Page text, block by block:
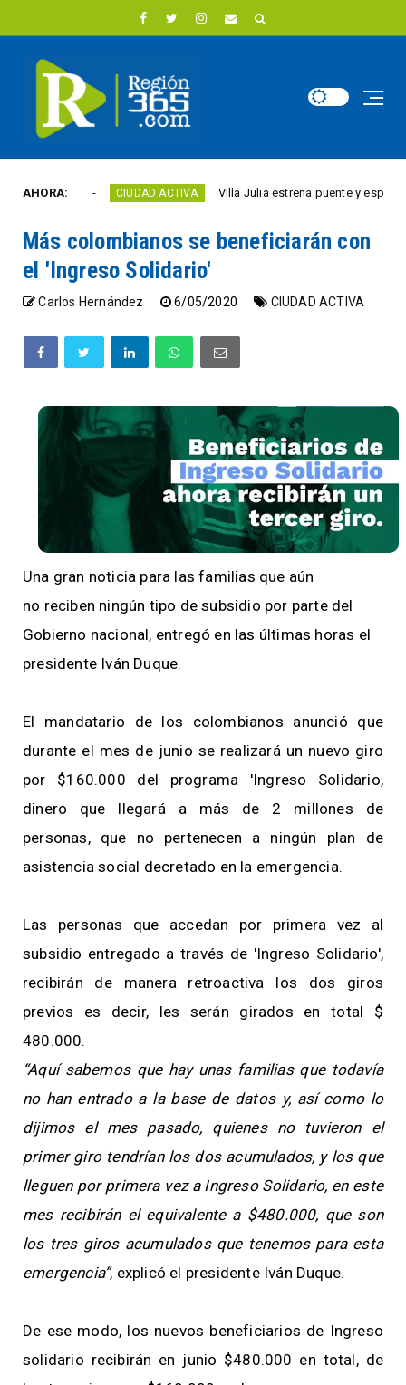
AHORA:
año CIUDAD ACTIVA Villa Julia estrena puente y espacios
Más colombianos se beneficiarán con
el 'Ingreso Solidario'
Carlos Hernández 6/05/2020 CIUDAD ACTIVA
Una gran noticia para las familias que aún
no reciben ningún tipo de subsidio por parte del
Gobierno nacional, entregó en las últimas horas el
presidente Iván Duque.
El mandatario de los colombianos anunció que
durante el mes de junio se realizará un nuevo giro
por $160.000 del programa 'Ingreso Solidario,
dinero que llegará a más de 2 millones de
personas, que no pertenecen a ningún plan de
asistencia social decretado en la emergencia.
Las personas que accedan por primera vez al
subsidio entregado a través de 'Ingreso Solidario',
recibirán de manera retroactiva los dos giros
previos es decir, les serán girados en total $
480.000.
“Aquí sabemos que hay unas familias que todavía
no han entrado a la base de datos y, así como lo
dijimos el mes pasado, quienes no tuvieron el
primer giro tendrían los dos acumulados, y los que
lleguen por primera vez a Ingreso Solidario, en este
mes recibirán el equivalente a $480.000, que son
los tres giros acumulados que tenemos para esta
emergencia”, explicó el presidente Iván Duque.
De ese modo, los nuevos beneficiarios de Ingreso
solidario recibirán en junio $480.000 en total, de